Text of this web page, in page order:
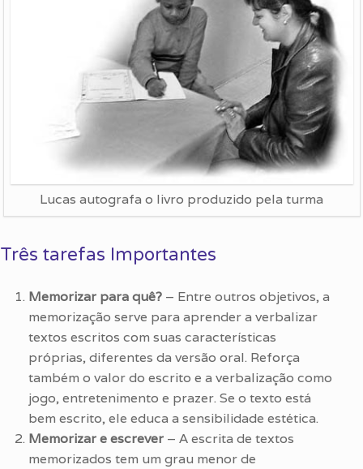
Lucas autografa o livro produzido pela turma
Três tarefas Importantes
Memorizar para quê? – Entre outros objetivos, a
memorização serve para aprender a verbalizar
textos escritos com suas características
próprias, diferentes da versão oral. Reforça
também o valor do escrito e a verbalização como
jogo, entretenimento e prazer. Se o texto está
bem escrito, ele educa a sensibilidade estética.
Memorizar e escrever – A escrita de textos
memorizados tem um grau menor de